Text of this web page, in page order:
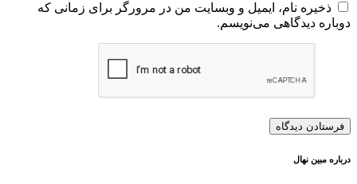
ذخیره نام، ایمیل و وبسایت من در مرورگر برای زمانی که
دوباره دیدگاهی می‌نویسم.
درباره مبین نهال